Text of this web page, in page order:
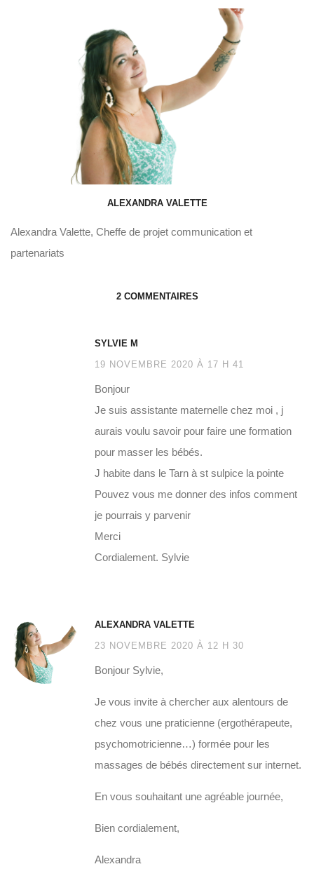
ALEXANDRA VALETTE
Alexandra Valette, Cheffe de projet communication et
partenariats
2 COMMENTAIRES
SYLVIE M
19 NOVEMBRE 2020 À 17 H 41
Bonjour
Je suis assistante maternelle chez moi , j
aurais voulu savoir pour faire une formation
pour masser les bébés.
J habite dans le Tarn à st sulpice la pointe
Pouvez vous me donner des infos comment
je pourrais y parvenir
Merci
Cordialement. Sylvie
ALEXANDRA VALETTE
23 NOVEMBRE 2020 À 12 H 30
Bonjour Sylvie,
Je vous invite à chercher aux alentours de
chez vous une praticienne (ergothérapeute,
psychomotricienne…) formée pour les
massages de bébés directement sur internet.
En vous souhaitant une agréable journée,
Bien cordialement,
Alexandra